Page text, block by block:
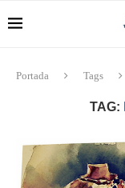
Portada Tags
TAG: